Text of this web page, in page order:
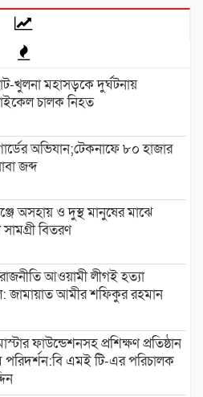
খুলনা মহাসড়কে ‌দুর্ঘটনায়
চালক নিহত
অভিযান;টেকনাফে ৮০ হাজার
জব্দ
অসহায় ও দুস্থ মানুষের মাঝে
বিতরণ
আওয়ামী লীগই হত্যা
জামায়াত আমীর শফিকুর রহমান
ফাউন্ডেশনসহ প্রশিক্ষণ প্রতিষ্ঠান
পরিদর্শন:বি এমই টি-এর পরিচালক